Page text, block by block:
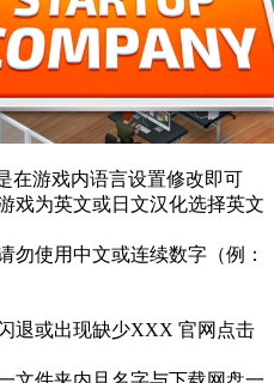
在游戏内语言设置修改即可
戏为英文或日文汉化选择英文
使用中文或连续数字（例：
退或出现缺少XXX 官网点击